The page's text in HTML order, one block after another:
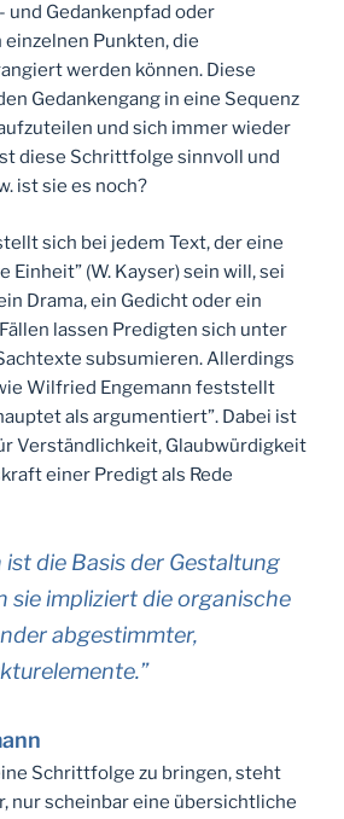
und Gedankenpfad oder
Punkten, die
werden können. Diese
Gedankengang in eine Sequenz
und sich immer wieder
diese Schrittfolge sinnvoll und
ist sie es noch?
sich bei jedem Text, der eine
Einheit” (W. Kayser) sein will, sei
Drama, ein Gedicht oder ein
lassen Predigten sich unter
subsumieren. Allerdings
Wilfried Engemann feststellt
als argumentiert”. Dabei ist
Verständlichkeit, Glaubwürdigkeit
einer Predigt als Rede
die Basis der Gestaltung
sie impliziert die organische
abgestimmter,
Schrittfolge zu bringen, steht
nur scheinbar eine übersichtliche